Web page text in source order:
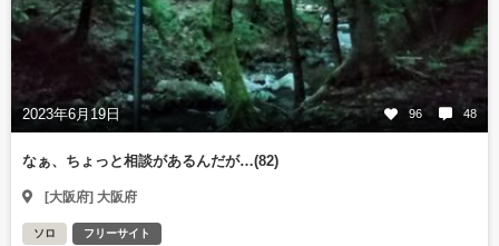
2023年6月19日 96 48
なぁ、ちょっと相談があるんだが…(82)
[大阪府] 大阪府
ソロ フリーサイト